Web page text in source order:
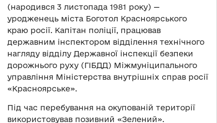
(народився 3 листопада 1981 року) —
уродженець міста Боготол Красноярського
краю росії. Капітан поліції, працював
державним інспектором відділення технічного
нагляду відділу Державної інспекції безпеки
дорожнього руху (ГІБДД) Міжмуніципального
управління Міністерства внутрішніх справ росії
«Красноярське».
Під час перебування на окупованій території
використовував позивний «Зелений».